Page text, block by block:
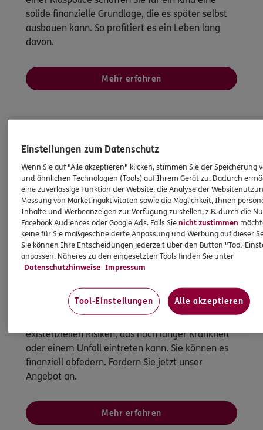
solide finanzielle Grundlage, die es später selbst
ausbauen kann. So profitiert es ein Leben lang
davon.
Mehr erfahren
Alles im grünen Bereich - auch morgen noch?
existenziellen Risiken, das nach langer Krankheit
oder einem Unfall eintreten kann. Sie können es
finanziell abfedern. Fordern Sie jetzt unser
Angebot an.
Mehr erfahren
Einstellungen zum Datenschutz
Wenn Sie auf "Alle akzeptieren" klicken, stimmen Sie der Speicherung
und ähnlichen Technologien (Tools) auf Ihrem Gerät zu. Dadurch
eine zuverlässige Funktion der Website, die Analyse der
Messung von Marketingaktivitäten sowie die Möglichkeit, Ihnen
Inhalte und Werbeanzeigen zur Verfügung zu stellen, z.B. durch die
Facebook Audiences oder Google Ads. Falls Sienicht zustimmen
keine für Sie maßgeschneiderte Anpassung und Werbung auf dieser
Sie können Ihre Entscheidungen jederzeit über den Button "Tool-
anpassen. Näheres zu den eingesetzten Tools finden Sie unter
Datenschutzhinweise Impressum
Tool-Einstellungen Alle akzeptieren